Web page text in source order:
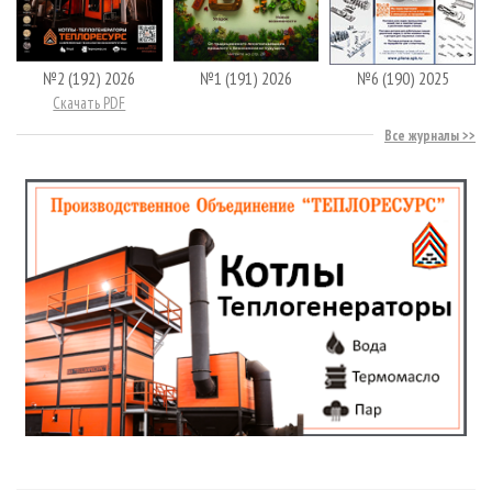
№2 (192) 2026
Скачать PDF
№1 (191) 2026 №6 (190) 2025
Все журналы